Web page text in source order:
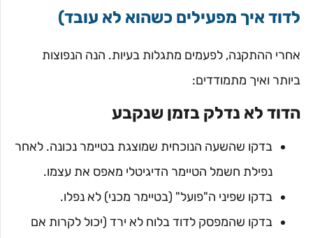
לדוד איך מפעילים כשהוא לא עובד)
אחרי ההתקנה, לפעמים מתגלות בעיות. הנה הנפוצות
ביותר ואיך מתמודדים:
הדוד לא נדלק בזמן שנקבע
בדקו שהשעה הנוכחית שמוצגת בטיימר נכונה. לאחר
נפילת חשמל הטיימר הדיגיטלי מאפס את עצמו.
בדקו שפיני ה"פועל" (בטיימר מכני) לא נפלו.
בדקו שהמפסק לדוד בלוח לא ירד (יכול לקרות אם